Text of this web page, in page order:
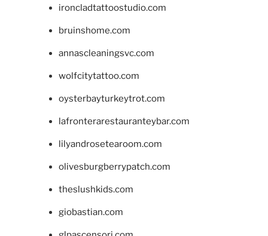
ironcladtattoostudio.com
bruinshome.com
annascleaningsvc.com
wolfcitytattoo.com
oysterbayturkeytrot.com
lafronterarestauranteybar.com
lilyandrosetearoom.com
olivesburgberrypatch.com
theslushkids.com
giobastian.com